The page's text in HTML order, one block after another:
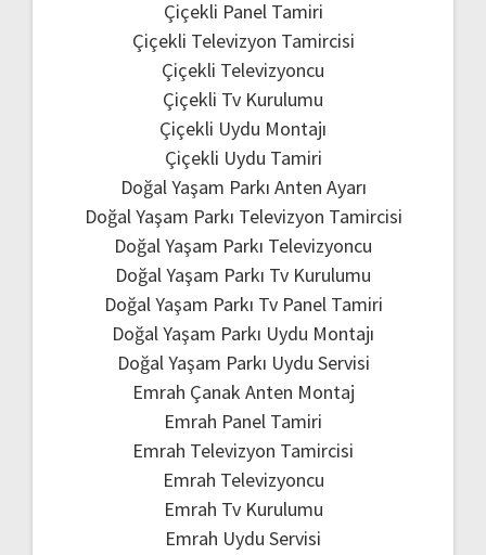
Çiçekli Panel Tamiri
Çiçekli Televizyon Tamircisi
Çiçekli Televizyoncu
Çiçekli Tv Kurulumu
Çiçekli Uydu Montajı
Çiçekli Uydu Tamiri
Doğal Yaşam Parkı Anten Ayarı
Doğal Yaşam Parkı Televizyon Tamircisi
Doğal Yaşam Parkı Televizyoncu
Doğal Yaşam Parkı Tv Kurulumu
Doğal Yaşam Parkı Tv Panel Tamiri
Doğal Yaşam Parkı Uydu Montajı
Doğal Yaşam Parkı Uydu Servisi
Emrah Çanak Anten Montaj
Emrah Panel Tamiri
Emrah Televizyon Tamircisi
Emrah Televizyoncu
Emrah Tv Kurulumu
Emrah Uydu Servisi